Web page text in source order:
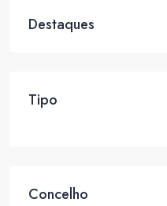
Destaques
Tipo
Concelho